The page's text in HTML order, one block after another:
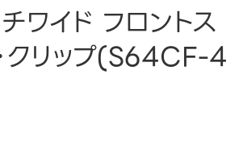
ワイド フロントス
クリップ(S64CF-4